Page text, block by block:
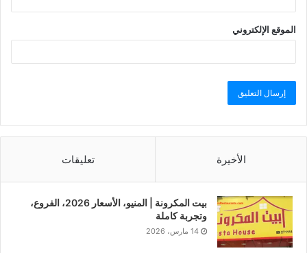
الموقع الإلكتروني
الأخيرة تعليقات
بيت المكرونة | المنيو، الأسعار 2026، الفروع،
وتجربة كاملة
14 مارس، 2026